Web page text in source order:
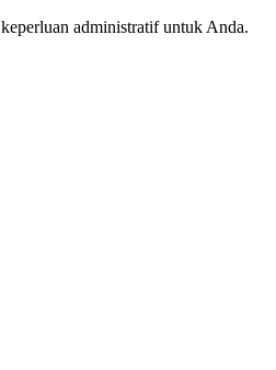
administratif untuk Anda.